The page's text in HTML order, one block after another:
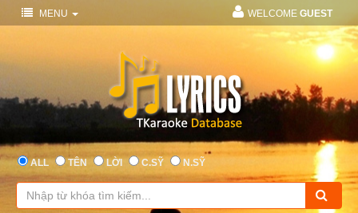
MENU WELCOME GUEST
ALL TÊN LỜI C.SỸ N.SỸ